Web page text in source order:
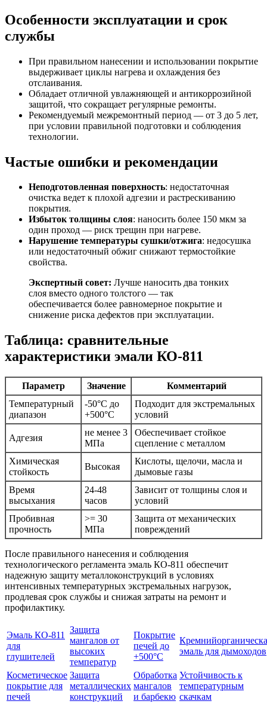
Особенности эксплуатации и срок
службы
При правильном нанесении и использовании покрытие
выдерживает циклы нагрева и охлаждения без
отслаивания.
Обладает отличной увлажняющей и антикоррозийной
защитой, что сокращает регулярные ремонты.
Рекомендуемый межремонтный период — от 3 до 5 лет,
при условии правильной подготовки и соблюдения
технологии.
Частые ошибки и рекомендации
Неподготовленная поверхность: недостаточная
очистка ведет к плохой адгезии и растрескиванию
покрытия.
Избыток толщины слоя: наносить более 150 мкм за
один проход — риск трещин при нагреве.
Нарушение температуры сушки/отжига: недосушка
или недостаточный обжиг снижают термостойкие
свойства.
Экспертный совет: Лучше наносить два тонких
слоя вместо одного толстого — так
обеспечивается более равномерное покрытие и
снижение риска дефектов при эксплуатации.
Таблица: сравнительные
характеристики эмали КО-811
Параметр Значение
Комментарий
Температурный
диапазон
-50°C до
+500°C
Подходит для экстремальных
условий
Адгезия
не менее 3
МПа
Обеспечивает стойкое
сцепление с металлом
Химическая
стойкость
Высокая
Кислоты, щелочи, масла и
дымовые газы
Время
высыхания
24-48
часов
Зависит от толщины слоя и
условий
Пробивная
прочность
>= 30
МПа
Защита от механических
повреждений
После правильного нанесения и соблюдения
технологического регламента эмаль КО-811 обеспечит
надежную защиту металлоконструкций в условиях
интенсивных температурных экстремальных нагрузок,
продлевая срок службы и снижая затраты на ремонт и
профилактику.
Эмаль КО-811
для
глушителей
Защита
мангалов от
высоких
температур
Покрытие
печей до
+500°C
эмаль для дымоходов
Косметическое
покрытие для
печей
Защита
металлических
конструкций
Обработка
мангалов
и барбекю
Устойчивость к
температурным
скачкам